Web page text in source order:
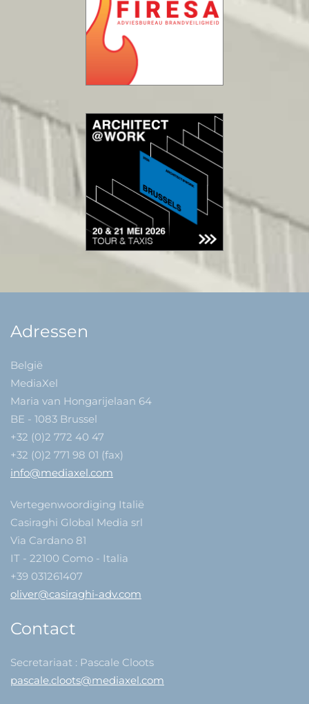
Adressen
België
MediaXel
Maria van Hongarijelaan 64
BE - 1083 Brussel
+32 (0)2 772 40 47
+32 (0)2 771 98 01 (fax)
info@mediaxel.com
Vertegenwoordiging Italië
Casiraghi Global Media srl
Via Cardano 81
IT - 22100 Como - Italia
+39 031261407
oliver@casiraghi-adv.com
Contact
Secretariaat : Pascale Cloots
pascale.cloots@mediaxel.com